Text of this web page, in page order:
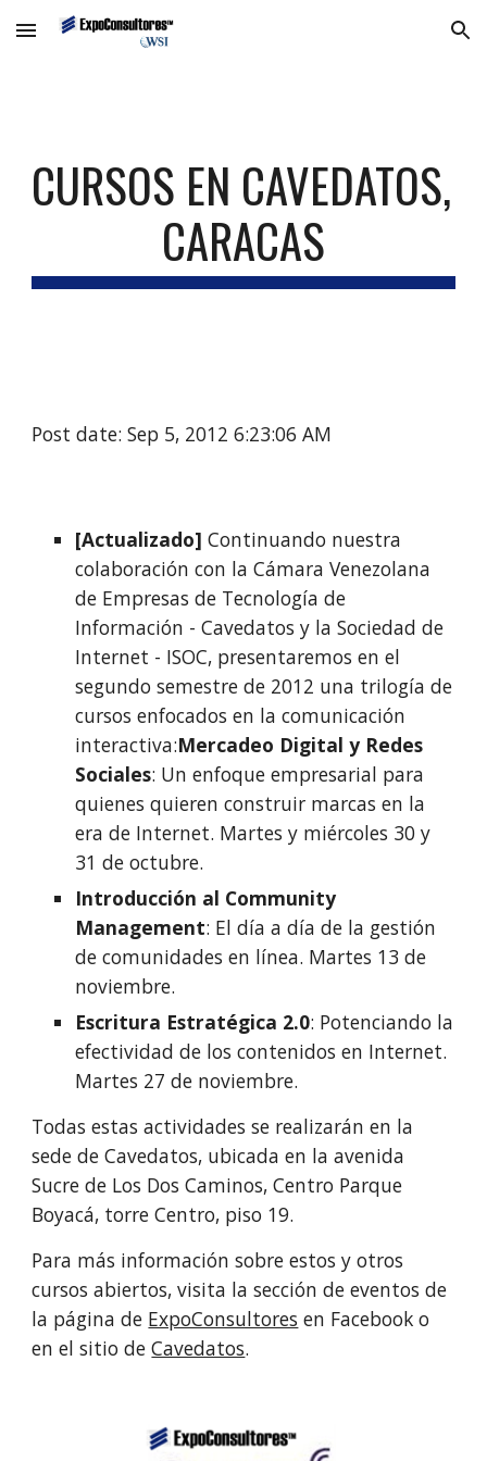
Skip to main content Skip to navigation
CURSOS EN CAVEDATOS,
CARACAS
Post date: Sep 5, 2012 6:23:06 AM
[Actualizado] Continuando nuestra
colaboración con la Cámara Venezolana
de Empresas de Tecnología de
Información - Cavedatos y la Sociedad de
Internet - ISOC, presentaremos en el
segundo semestre de 2012 una trilogía de
cursos enfocados en la comunicación
interactiva:Mercadeo Digital y Redes
Sociales: Un enfoque empresarial para
quienes quieren construir marcas en la
era de Internet. Martes y miércoles 30 y
31 de octubre.
Introducción al Community
Management: El día a día de la gestión
de comunidades en línea. Martes 13 de
noviembre.
Escritura Estratégica 2.0: Potenciando la
efectividad de los contenidos en Internet.
Martes 27 de noviembre.
Todas estas actividades se realizarán en la
sede de Cavedatos, ubicada en la avenida
Sucre de Los Dos Caminos, Centro Parque
Boyacá, torre Centro, piso 19.
Para más información sobre estos y otros
cursos abiertos, visita la sección de eventos de
la página de ExpoConsultores en Facebook o
en el sitio de Cavedatos.